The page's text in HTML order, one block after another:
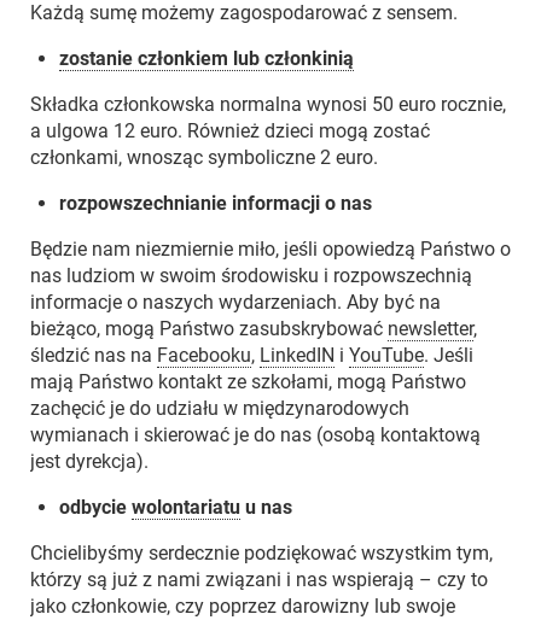
Każdą sumę możemy zagospodarować z sensem.
zostanie członkiem lub członkinią
Składka członkowska normalna wynosi 50 euro rocznie,
a ulgowa 12 euro. Również dzieci mogą zostać
członkami, wnosząc symboliczne 2 euro.
rozpowszechnianie informacji o nas
Będzie nam niezmiernie miło, jeśli opowiedzą Państwo o
nas ludziom w swoim środowisku i rozpowszechnią
informacje o naszych wydarzeniach. Aby być na
bieżąco, mogą Państwo zasubskrybować newsletter,
śledzić nas na Facebooku, LinkedIN i YouTube. Jeśli
mają Państwo kontakt ze szkołami, mogą Państwo
zachęcić je do udziału w międzynarodowych
wymianach i skierować je do nas (osobą kontaktową
jest dyrekcja).
odbycie wolontariatu u nas
Chcielibyśmy serdecznie podziękować wszystkim tym,
którzy są już z nami związani i nas wspierają – czy to
jako członkowie, czy poprzez darowizny lub swoje